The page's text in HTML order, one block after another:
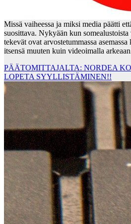
Missä vaiheessa ja miksi media päätti
suosittava. Nykyään kun somealustoista
tekevät ovat arvostetummassa
itsensä muuten kuin videoimalla
PÄÄTOMITTAJALTA: NORDEA
LOPETA SYYLLISTÄMINEN!!